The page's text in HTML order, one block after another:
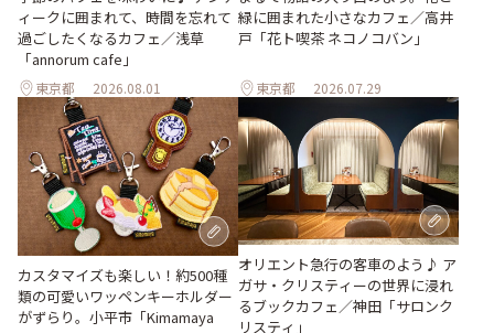
ィークに囲まれて、時間を忘れて
過ごしたくなるカフェ／浅草
「annorum cafe」
東京都 2026.08.01
緑に囲まれた小さなカフェ／高井
戸「花ト喫茶 ネコノコバン」
東京都 2026.07.29
カスタマイズも楽しい！約500種
類の可愛いワッペンキーホルダー
がずらり。小平市「Kimamaya
オリエント急行の客車のよう♪ ア
ガサ・クリスティーの世界に浸れ
るブックカフェ／神田「サロンク
リスティ」